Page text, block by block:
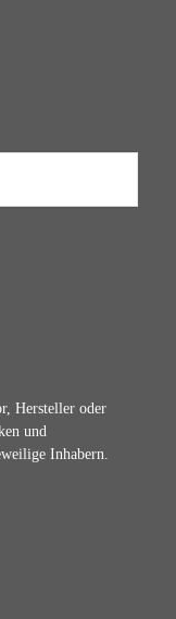
Hersteller oder
und
Inhabern.